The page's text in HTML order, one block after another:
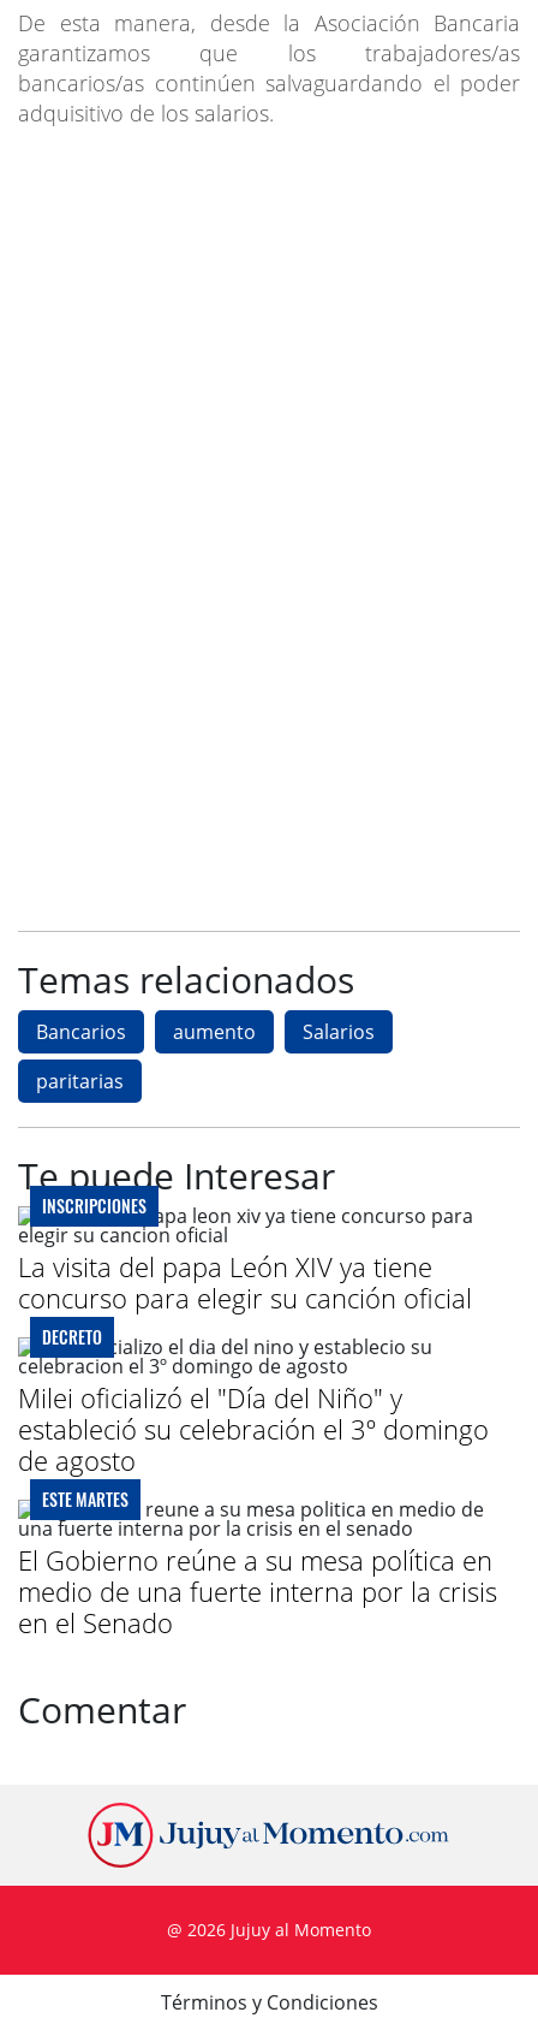
De esta manera, desde la Asociación Bancaria
garantizamos que los trabajadores/as
bancarios/as continúen salvaguardando el poder
adquisitivo de los salarios.
Temas relacionados
Bancarios aumento
Salarios
paritarias
Te puede Interesar
INSCRIPCIONES
La visita del papa León XIV ya tiene
concurso para elegir su canción oficial
DECRETO
Milei oficializó el "Día del Niño" y
estableció su celebración el 3º domingo
de agosto
ESTE MARTES
El Gobierno reúne a su mesa política en
medio de una fuerte interna por la crisis
en el Senado
Comentar
@ 2026 Jujuy al Momento
Términos y Condiciones